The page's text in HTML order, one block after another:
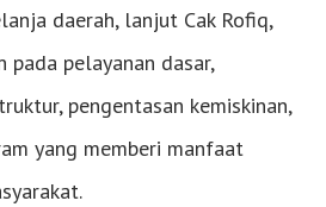
daerah, lanjut Cak Rofiq,
pada pelayanan dasar,
pengentasan kemiskinan,
yang memberi manfaat